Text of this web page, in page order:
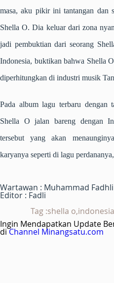
masa, aku pikir ini tantangan dan
Shella O. Dia keluar dari zona
jadi pembuktian dari seorang
Indonesia, buktikan bahwa Shella
diperhitungkan di industri musik
Pada album lagu terbaru dengan
Shella O jalan bareng dengan
tersebut yang akan
karyanya seperti di lagu
Wartawan : Muhammad Fadhli
Editor : Fadli
Tag :shella
Ingin Mendapatkan Update
diChannel Minangsatu.com